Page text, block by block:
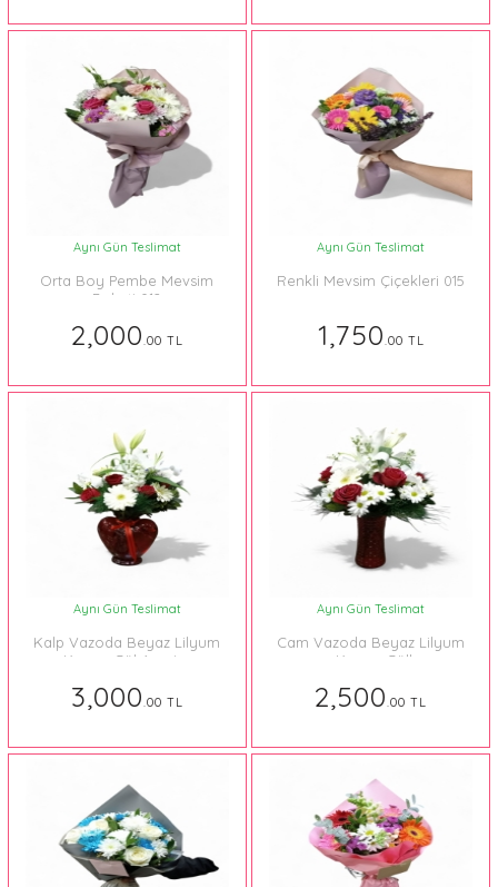
Aynı Gün Teslimat
Orta Boy Pembe Mevsim
Buketi 012
2,000.00 TL
Aynı Gün Teslimat
Renkli Mevsim Çiçekleri 015
1,750.00 TL
Aynı Gün Teslimat
Kalp Vazoda Beyaz Lilyum
ve Kırmızı Gül Aranjmanı
3,000.00 TL
Aynı Gün Teslimat
Cam Vazoda Beyaz Lilyum
ve Kırmızı Güller
2,500.00 TL